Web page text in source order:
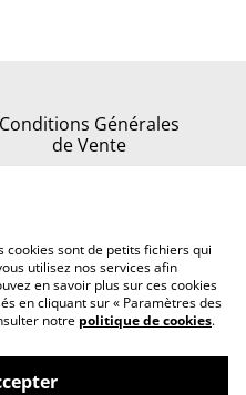
Conditions Générales
de Vente
cookies sont de petits fichiers qui
utilisez nos services afin
en savoir plus sur ces cookies
en cliquant sur « Paramètres des
notre politique de cookies.